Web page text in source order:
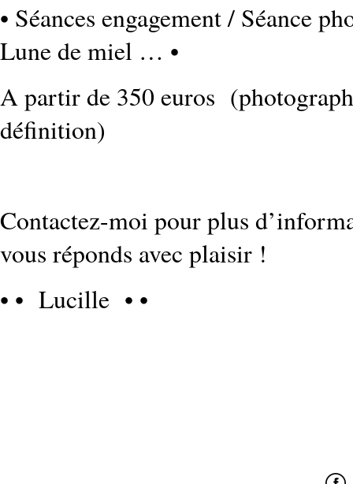
• Séances engagement / Séance
Lune de miel … •
A partir de 350 euros
définition)
Contactez-moi pour plus
vous réponds avec plaisir !
• • Lucille • •